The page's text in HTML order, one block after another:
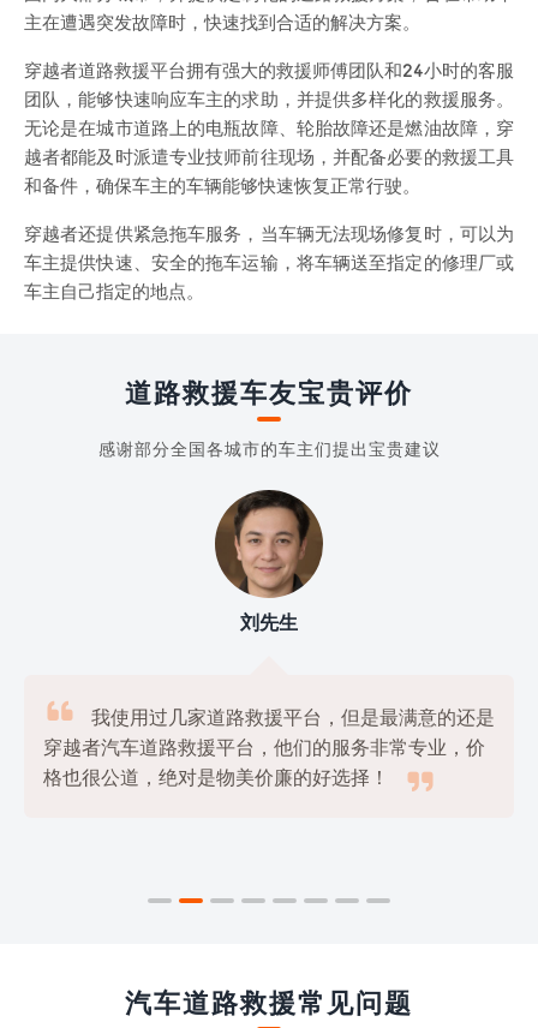
主在遭遇突发故障时，快速找到合适的解决方案。
穿越者道路救援平台拥有强大的救援师傅团队和24小时的客服
团队，能够快速响应车主的求助，并提供多样化的救援服务。
无论是在城市道路上的电瓶故障、轮胎故障还是燃油故障，穿
越者都能及时派遣专业技师前往现场，并配备必要的救援工具
和备件，确保车主的车辆能够快速恢复正常行驶。
穿越者还提供紧急拖车服务，当车辆无法现场修复时，可以为
车主提供快速、安全的拖车运输，将车辆送至指定的修理厂或
车主自己指定的地点。
道路救援车友宝贵评价
感谢部分全国各城市的车主们提出宝贵建议
刘先生

我使用过几家道路救援平台，但是最满意的还是
穿越者汽车道路救援平台，他们的服务非常专业，价
格也很公道，绝对是物美价廉的好选择！

汽车道路救援常见问题